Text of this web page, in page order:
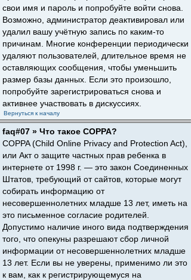
свои имя и пароль и попробуйте войти снова.
Возможно, администратор деактивировал или
удалил вашу учётную запись по каким-то
причинам. Многие конференции периодически
удаляют пользователей, длительное время не
оставляющих сообщения, чтобы уменьшить
размер базы данных. Если это произошло,
попробуйте зарегистрироваться снова и
активнее участвовать в дискуссиях.
Вернуться к началу
faq#07 » Что такое COPPA?
COPPA (Child Online Privacy and Protection Act),
или Акт о защите частных прав ребенка в
интернете от 1998 г. — это закон Соединенных
Штатов, требующий от сайтов, которые могут
собирать информацию от
несовершеннолетних младше 13 лет, иметь на
это письменное согласие родителей.
Допустимо наличие иного вида подтверждения
того, что опекуны разрешают сбор личной
информации от несовершеннолетних младше
13 лет. Если вы не уверены, применимо ли это
к вам, как к регистрирующемуся на